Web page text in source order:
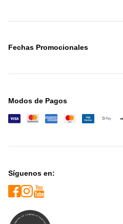
Fechas Promocionales
Modos de Pagos
Síguenos en: